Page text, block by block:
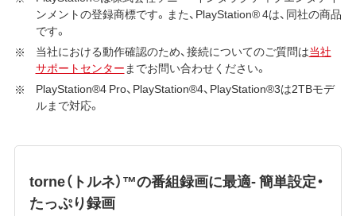
ンメントの登録商標です。また、PlayStation® 4は、同社の商品
です。
当社における動作確認のため、接続についてのご質問は当社
サポートセンターまでお問い合わせください。
PlayStation®4 Pro、PlayStation®4、PlayStation®3は2TBモデ
ルまで対応。
torne（トルネ）™の番組録画に最適- 簡単設定・
たっぷり録画